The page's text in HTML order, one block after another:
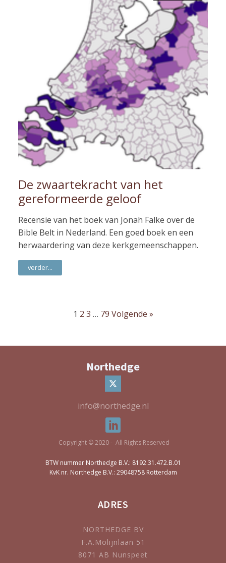
De zwaartekracht van het
gereformeerde geloof
Recensie van het boek van Jonah Falke over de
Bible Belt in Nederland. Een goed boek en een
herwaardering van deze kerkgemeenschappen.
verder...
1 2 3 … 79 Volgende »
Northedge
info@northedge.nl
Copyright © 2020 - All Rights Reserved
BTW nummer Northedge B.V.: 8192.31.472.B.01
KvK nr. Northedge B.V.: 29048758 Rotterdam
ADRES
NORTHEDGE BV
F.A.Molijnlaan 51
8071 AB Nunspeet